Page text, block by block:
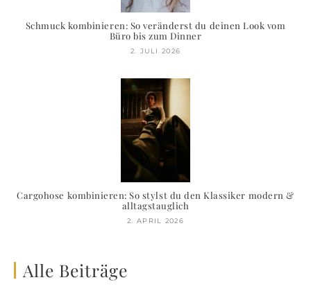
Schmuck kombinieren: So veränderst du deinen Look vom
Büro bis zum Dinner
2. JULI 2026
Cargohose kombinieren: So stylst du den Klassiker modern &
alltagstauglich
2. APRIL 2026
Alle Beiträge